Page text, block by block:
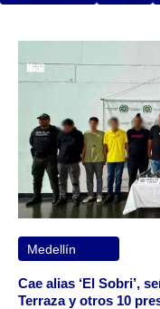
Medellín
Cae alias ‘El Sobri’,
Terraza y otros 10